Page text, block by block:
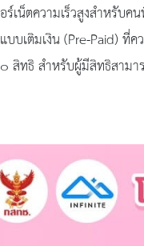
เน็ตความเร็วสูงสำหรับค
บเติมเงิน (Pre-Paid)
ธิ สำหรับผู้มีสิทธิสามา